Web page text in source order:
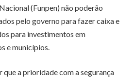
(Funpen) não poderão
pelo governo para fazer caixa e
para investimentos em
e municípios.
a prioridade com a segurança